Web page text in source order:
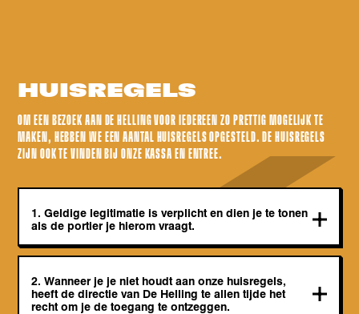
HUISREGELS
OM EEN BEZOEK AAN DE HELLING VOOR IEDEREEN ZO PRETTIG MOGELIJK TE
MAKEN, HEBBEN WE EEN AANTAL HUISREGELS OPGESTELD. DE HUISREGELS
ZIJN OOK TE VINDEN BIJ ONZE KASSA EN ENTREE.
1. Geldige legitimatie is verplicht en dien je te tonen
als de portier je hierom vraagt.
2. Wanneer je je niet houdt aan onze huisregels,
heeft de directie van De Helling te allen tijde het
recht om je de toegang te ontzeggen.